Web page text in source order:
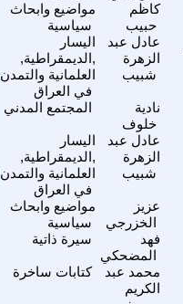
مواضيع وابحاث
سياسية
كاظم
حبيب
اليسار
,الديمقراطية,
العلمانية والتمدن
في العراق
عادل عبد
الزهرة
شبيب
المجتمع المدني
نادية
خلوف
اليسار
,الديمقراطية,
العلمانية والتمدن
في العراق
عادل عبد
الزهرة
شبيب
مواضيع وابحاث
سياسية
عزيز
الخزرجي
سيرة ذاتية
فهد
المضحكي
كتابات ساخرة
محمد عبد
الكريم